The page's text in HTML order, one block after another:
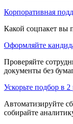
Корпоративная
Какой соцпакет вы
Оформляйте
Проверяйте
документы без
Ускорьте подбор в 2
Автоматизируйте
собирайте